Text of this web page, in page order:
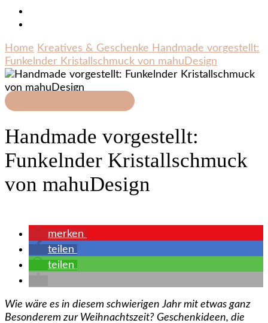
Home Kreatives & Geschenke Handmade vorgestellt:
Funkelnder Kristallschmuck von mahuDesign
Handmade vorgestellt:
Funkelnder Kristallschmuck
von mahuDesign
merken
teilen
teilen
Wie wäre es in diesem schwierigen Jahr mit etwas ganz
Besonderem zur Weihnachtszeit? Geschenkideen, die